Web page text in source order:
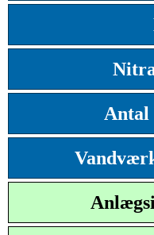
Antal